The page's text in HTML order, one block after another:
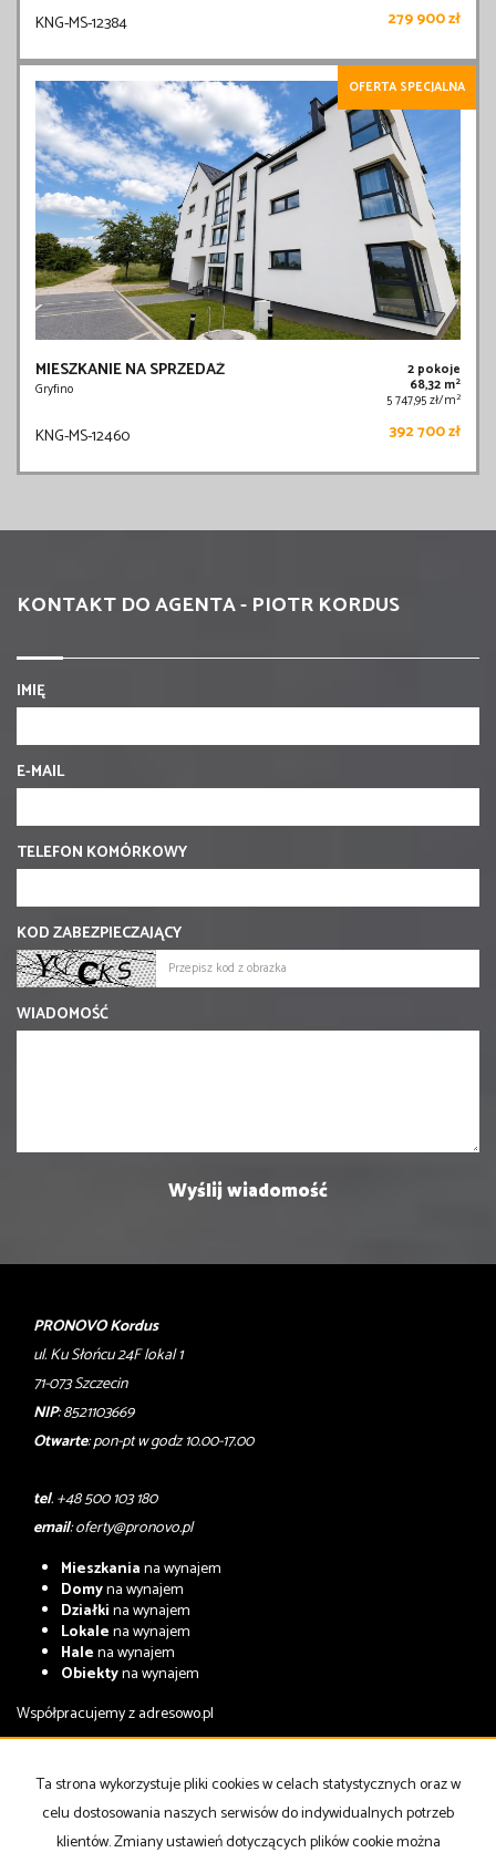
KNG-MS-12384 279 900 zł
OFERTA SPECJALNA
MIESZKANIE NA SPRZEDAŻ
Gryfino
2 pokoje
68,32 m2
5 747,95 zł/m2
KNG-MS-12460 392 700 zł
KONTAKT DO AGENTA - PIOTR KORDUS
IMIĘ
E-MAIL
TELEFON KOMÓRKOWY
KOD ZABEZPIECZAJĄCY
WIADOMOŚĆ
PRONOVO Kordus
ul. Ku Słońcu 24F lokal 1
71-073 Szczecin
NIP: 8521103669
Otwarte: pon-pt w godz 10.00-17.00
tel. +48 500 103 180
email:oferty@pronovo.pl
Mieszkaniana wynajem
Domyna wynajem
Działkina wynajem
Lokalena wynajem
Halena wynajem
Obiektyna wynajem
Współpracujemy zadresowo.pl
Domyna sprzedaż
Działkina sprzedaż
Lokalena sprzedaż
Halena sprzedaż
Ta strona wykorzystuje pliki cookies w celach statystycznych oraz w
celu dostosowania naszych serwisów do indywidualnych potrzeb
klientów. Zmiany ustawień dotyczących plików cookie można